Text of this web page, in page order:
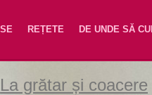
REȚETE DE UNDE SĂ
La grătar și coacere